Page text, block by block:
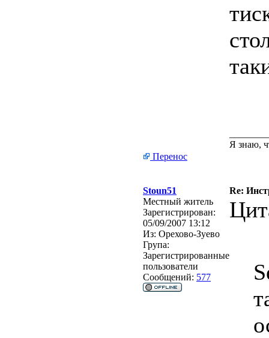
Я знаю,
Перенос
Stoun51
Re:
Местный житель
Зарегистрирован:
05/09/2007 13:12
Из: Орехово-Зуево
Група:
Зарегистрированные
пользователи
Сообщений: 577